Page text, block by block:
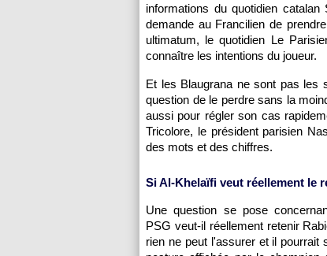
informations du quotidien
demande au Francilien de
ultimatum, le quotidien Le
connaître les intentions du joueur.
Et les Blaugrana ne sont pas les
question de le perdre sans la
aussi pour régler son cas
Tricolore, le président parisien
des mots et des chiffres.
Si Al-Khelaïfi veut réellement le
Une question se pose
PSG veut-il réellement retenir
rien ne peut l'assurer et il pourrait